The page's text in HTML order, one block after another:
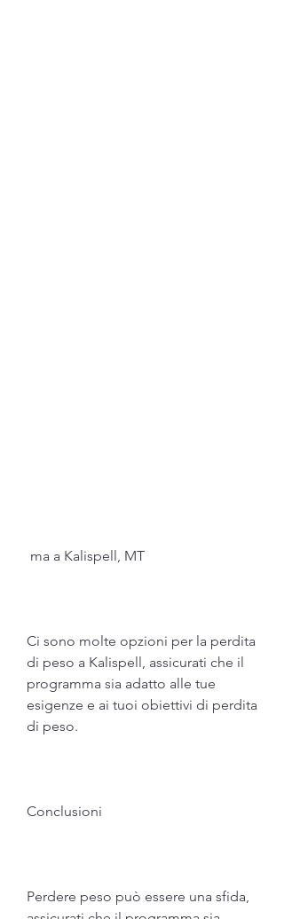
ma a Kalispell, MT
Ci sono molte opzioni per la perdita
di peso a Kalispell, assicurati che il
programma sia adatto alle tue
esigenze e ai tuoi obiettivi di perdita
di peso.
Conclusioni
Perdere peso può essere una sfida,